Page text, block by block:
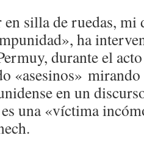
en silla de ruedas,
ha
durante el acto
«asesinos»
en un
una «víctima